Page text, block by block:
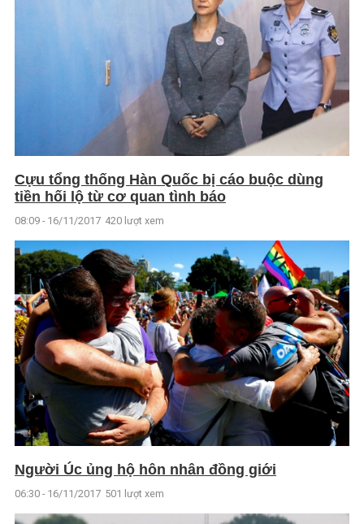
Cựu tổng thống Hàn Quốc bị cáo buộc dùng
tiền hối lộ từ cơ quan tình báo
08:09 - 16/11/2017 420 lượt xem
Người Úc ủng hộ hôn nhân đồng giới
06:30 - 16/11/2017 501 lượt xem